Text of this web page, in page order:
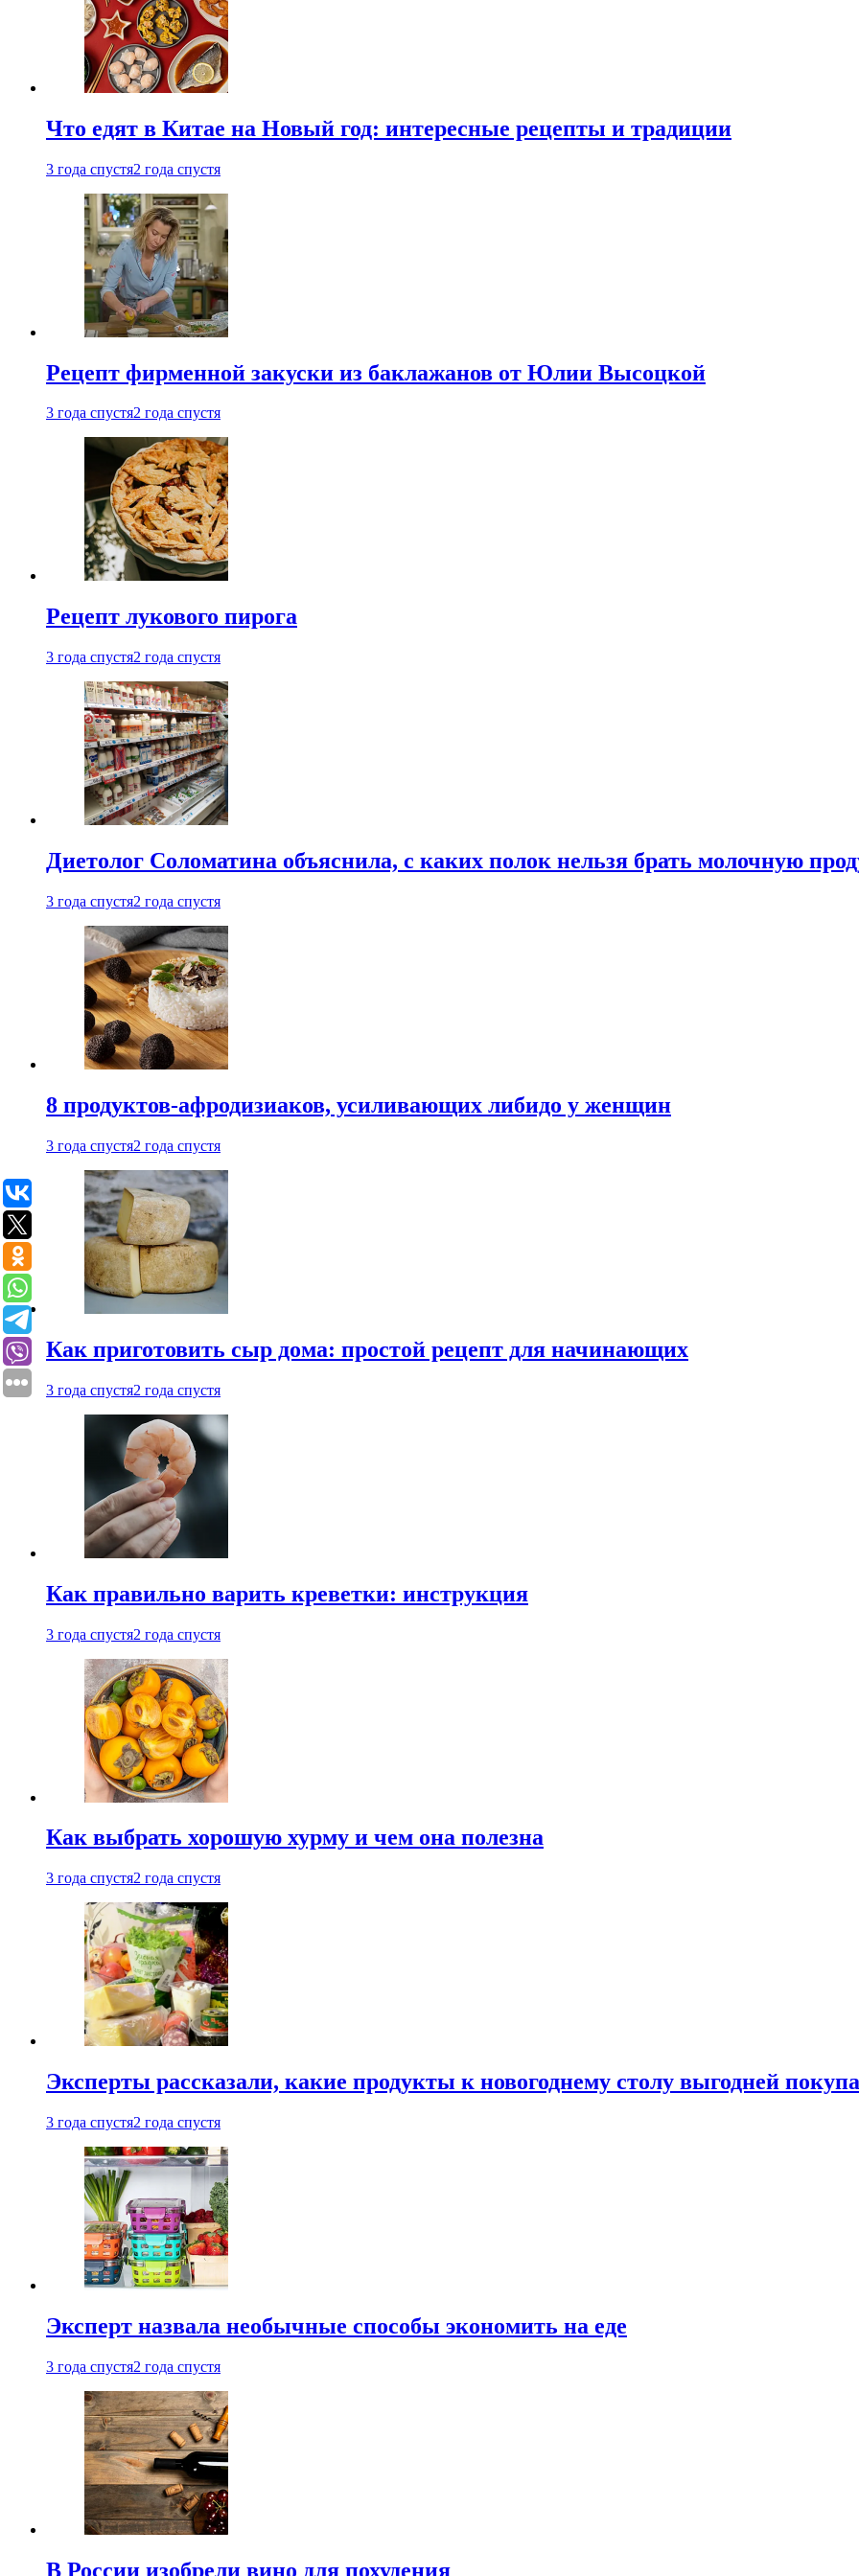
Что едят в Китае на Новый год: интересные рецепты и традиции
3 года спустя2 года спустя
Рецепт фирменной закуски из баклажанов от Юлии Высоцкой
3 года спустя2 года спустя
Рецепт лукового пирога
3 года спустя2 года спустя
Диетолог Соломатина объяснила, с каких полок нельзя брать молочную
3 года спустя2 года спустя
8 продуктов-афродизиаков, усиливающих либидо у женщин
3 года спустя2 года спустя
Как приготовить сыр дома: простой рецепт для начинающих
3 года спустя2 года спустя
Как правильно варить креветки: инструкция
3 года спустя2 года спустя
Как выбрать хорошую хурму и чем она полезна
3 года спустя2 года спустя
Эксперты рассказали, какие продукты к новогоднему столу выгодней
3 года спустя2 года спустя
Эксперт назвала необычные способы экономить на еде
3 года спустя2 года спустя
В России изобрели вино для похудения